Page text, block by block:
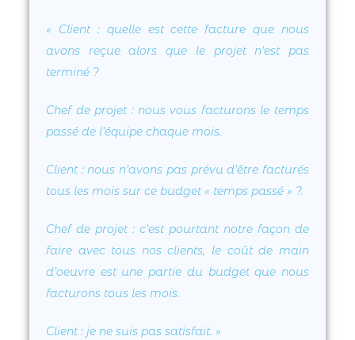
« Client : quelle est cette facture que nous
avons reçue alors que le projet n’est pas
terminé ?
Chef de projet : nous vous facturons le temps
passé de l’équipe chaque mois.
Client : nous n’avons pas prévu d’être facturés
tous les mois sur ce budget « temps passé » ?.
Chef de projet : c’est pourtant notre façon de
faire avec tous nos clients, le coût de main
d’oeuvre est une partie du budget que nous
facturons tous les mois.
Client : je ne suis pas satisfait. »